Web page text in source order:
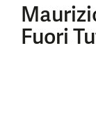
Fuori